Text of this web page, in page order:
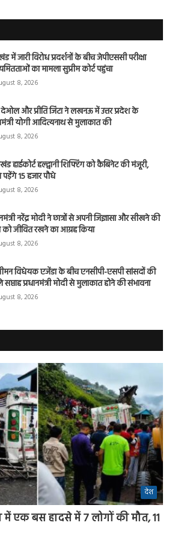
में जारी विरोध प्रदर्शनों के बीच जेपीएससी परीक्षा
का मामला सुप्रीम कोर्ट पहुंचा
8, 2026
और प्रीति जिंटा ने लखनऊ में उत्तर प्रदेश के
योगी आदित्यनाथ से मुलाकात की
8, 2026
हाईकोर्ट हल्द्वानी शिफ्टिंग को कैबिनेट की मंजूरी,
पड़ेंगे 15 हजार पौधे
8, 2026
नरेंद्र मोदी ने छात्रों से अपनी जिज्ञासा और सीखने की
को जीवित रखने का आग्रह किया
8, 2026
विधेयक एजेंडा के बीच एनसीपी-एसपी सांसदों की
प्रधानमंत्री मोदी से मुलाकात होने की संभावना
8, 2026
देश
एक बस हादसे में 7 लोगों की मौत, 11